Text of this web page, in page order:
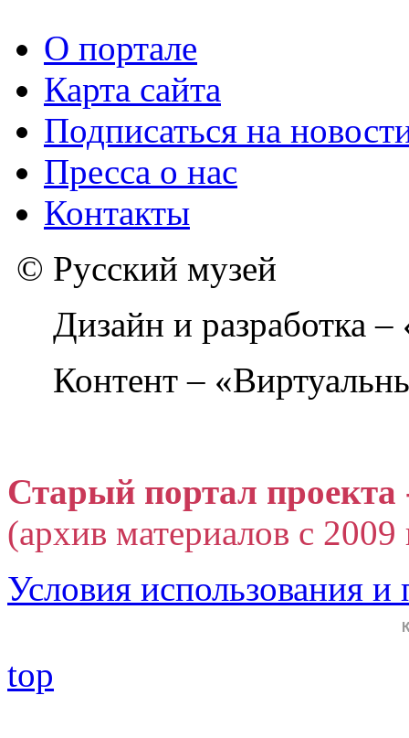
О портале
Карта сайта
Подписаться на
Пресса о нас
Контакты
© Русский музей
Дизайн и разработка
Контент –
Старый портал
(архив материалов с
Условия использования
top